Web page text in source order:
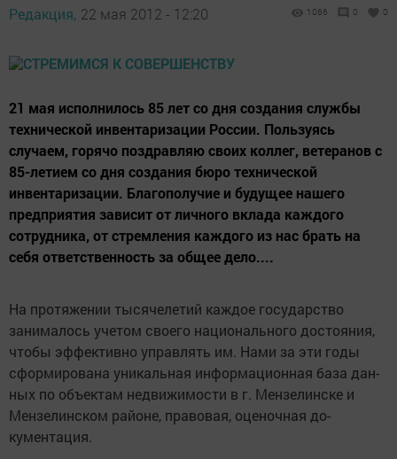
Редакция, 22 мая 2012 - 12:20 1066 0 0
21 мая исполнилось 85 лет со дня создания службы
технической инвентаризации России. Пользуясь
случаем, горячо поздравляю своих коллег, ветеранов с
85-летием со дня создания бюро технической
инвентаризации. Благополучие и будущее нашего
предприятия зависит от личного вклада каждого
сотрудника, от стремления каждого из нас брать на
себя ответственность за общее дело....
На протяжении тысяче­летий каждое государ­ство
занималось учетом своего национального достояния,
чтобы эф­фективно управлять им. Нами за эти годы
сфор­мирована уникальная ин­формационная база дан­
ных по объектам недви­жимости в г. Мензелинске и
Мензелинском районе, правовая, оценочная до­
кументация.